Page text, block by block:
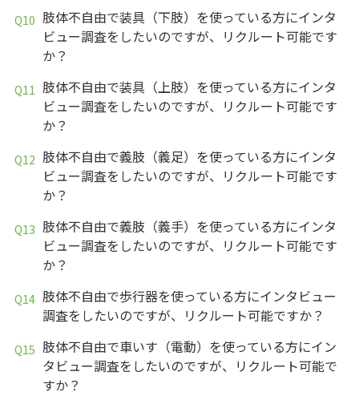
肢体不自由で装具（下肢）を使っている方にインタ
ビュー調査をしたいのですが、リクルート可能です
か？
肢体不自由で装具（上肢）を使っている方にインタ
ビュー調査をしたいのですが、リクルート可能です
か？
肢体不自由で義肢（義足）を使っている方にインタ
ビュー調査をしたいのですが、リクルート可能です
か？
肢体不自由で義肢（義手）を使っている方にインタ
ビュー調査をしたいのですが、リクルート可能です
か？
肢体不自由で歩行器を使っている方にインタビュー
調査をしたいのですが、リクルート可能ですか？
肢体不自由で車いす（電動）を使っている方にイン
タビュー調査をしたいのですが、リクルート可能で
すか？